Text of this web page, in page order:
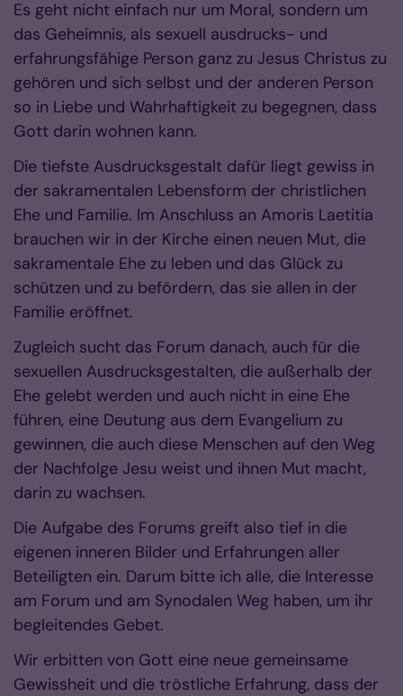
Es geht nicht einfach nur um Moral, sondern um
das Geheimnis, als sexuell ausdrucks- und
erfahrungsfähige Person ganz zu Jesus Christus zu
gehören und sich selbst und der anderen Person
so in Liebe und Wahrhaftigkeit zu begegnen, dass
Gott darin wohnen kann.
Die tiefste Ausdrucksgestalt dafür liegt gewiss in
der sakramentalen Lebensform der christ­lichen
Ehe und Familie. Im Anschluss an Amoris Laetitia
brauchen wir in der Kirche einen neuen Mut, die
sakramentale Ehe zu leben und das Glück zu
schützen und zu befördern, das sie allen in der
Familie eröffnet.
Zugleich sucht das Forum danach, auch für die
sexuellen Ausdrucksgestalten, die außerhalb der
Ehe gelebt werden und auch nicht in eine Ehe
führen, eine Deutung aus dem Evangelium zu
gewinnen, die auch diese Menschen auf den Weg
der Nachfolge Jesu weist und ihnen Mut macht,
darin zu wachsen.
Die Aufgabe des Forums greift also tief in die
eigenen inneren Bilder und Erfahrungen aller
Beteiligten ein. Darum bitte ich alle, die Interesse
am Forum und am Synodalen Weg haben, um ihr
begleitendes Gebet.
Wir erbitten von Gott eine neue gemeinsame
Gewissheit und die tröstliche Erfahrung, dass der